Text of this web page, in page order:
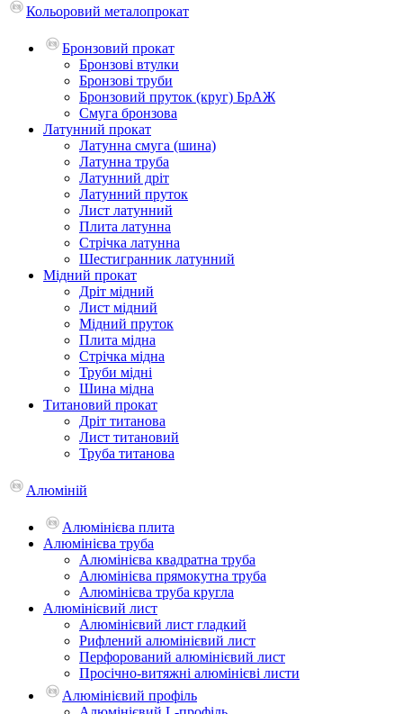
Кольоровий металопрокат
Бронзовий прокат
Бронзові втулки
Бронзові труби
Бронзовий пруток (круг) БрАЖ
Смуга бронзова
Латунний прокат
Латунна смуга (шина)
Латунна труба
Латунний дріт
Латунний пруток
Лист латунний
Плита латунна
Стрічка латунна
Шестигранник латунний
Мідний прокат
Дріт мідний
Лист мідний
Мідний пруток
Плита мідна
Стрічка мідна
Труби мідні
Шина мідна
Титановий прокат
Дріт титанова
Лист титановий
Труба титанова
Алюміній
Алюмінієва плита
Алюмінієва труба
Алюмінієва квадратна труба
Алюмінієва прямокутна труба
Алюмінієва труба кругла
Алюмінієвий лист
Алюмінієвий лист гладкий
Рифлений алюмінієвий лист
Перфорований алюмінієвий лист
Просічно-витяжні алюмінієві листи
Алюмінієвий профіль